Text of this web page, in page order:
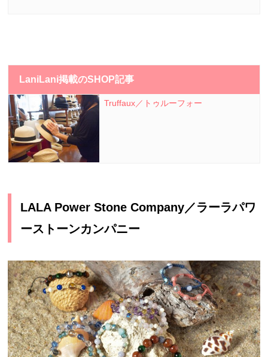
LaniLani掲載のSHOP記事
Truffaux／トゥルーフォー
LALA Power Stone Company／ラーラパワ
ーストーンカンパニー